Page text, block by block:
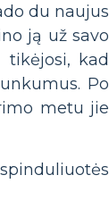
du naujus
ją už savo
tikėjosi, kad
Po
metu jie